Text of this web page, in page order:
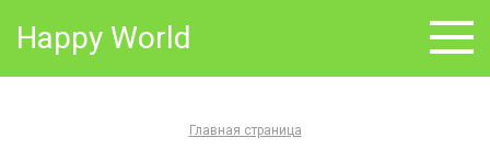
Happy World
Главная страница